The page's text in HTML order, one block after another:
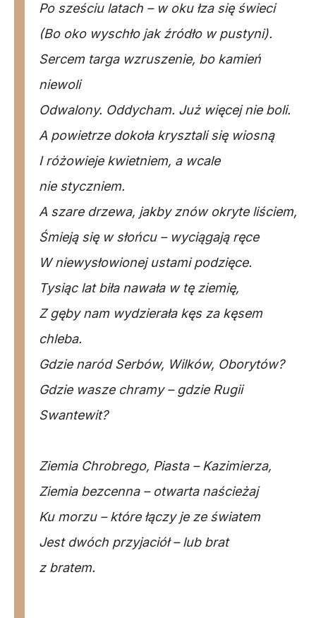
Po sześciu latach – w oku łza się świeci
(Bo oko wyschło jak źródło w pustyni).
Sercem targa wzruszenie, bo kamień
niewoli
Odwalony. Oddycham. Już więcej nie boli.
A powietrze dokoła krysztali się wiosną
I różowieje kwietniem, a wcale
nie styczniem.
A szare drzewa, jakby znów okryte liściem,
Śmieją się w słońcu – wyciągają ręce
W niewysłowionej ustami podzięce.
Tysiąc lat biła nawała w tę ziemię,
Z gęby nam wydzierała kęs za kęsem
chleba.
Gdzie naród Serbów, Wilków, Oborytów?
Gdzie wasze chramy – gdzie Rugii
Swantewit?
Ziemia Chrobrego, Piasta – Kazimierza,
Ziemia bezcenna – otwarta naścieżaj
Ku morzu – które łączy je ze światem
Jest dwóch przyjaciół – lub brat
z bratem.